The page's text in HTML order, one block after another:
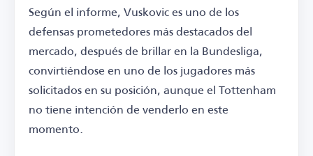
Según el informe, Vuskovic es uno de los
defensas prometedores más destacados del
mercado, después de brillar en la Bundesliga,
convirtiéndose en uno de los jugadores más
solicitados en su posición, aunque el Tottenham
no tiene intención de venderlo en este
momento.